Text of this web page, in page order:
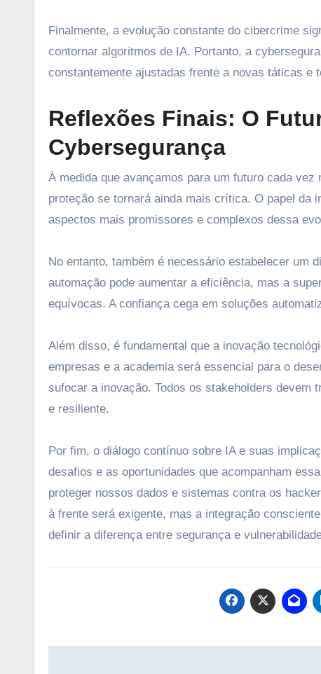
Finalmente, a evolução constante do cibercrime
contornar algoritmos de IA. Portanto, a
constantemente ajustadas frente a novas táticas e
Reflexões Finais: O
Cybersegurança
À medida que avançamos para um futuro cada
proteção se tornará ainda mais crítica. O papel da
aspectos mais promissores e complexos dessa
No entanto, também é necessário estabelecer um
automação pode aumentar a eficiência, mas a
equívocas. A confiança cega em soluções
Além disso, é fundamental que a inovação
empresas e a academia será essencial para o
sufocar a inovação. Todos os stakeholders
e resiliente.
Por fim, o diálogo contínuo sobre IA e suas
desafios e as oportunidades que acompanham
proteger nossos dados e sistemas contra os
à frente será exigente, mas a integração
definir a diferença entre segurança e